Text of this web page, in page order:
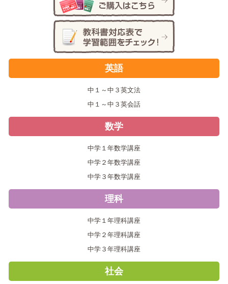
英語
中１～中３英文法
中１～中３英会話
数学
中学１年数学講座
中学２年数学講座
中学３年数学講座
理科
中学１年理科講座
中学２年理科講座
中学３年理科講座
社会